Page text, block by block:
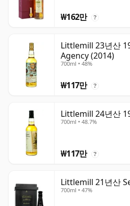
₩162만 ?
Littlemill 23년산
Agency (2014)
700ml • 48%
₩117만 ?
Littlemill 24년산
700ml • 48.7%
₩117만 ?
Littlemill 21년산
700ml • 47%